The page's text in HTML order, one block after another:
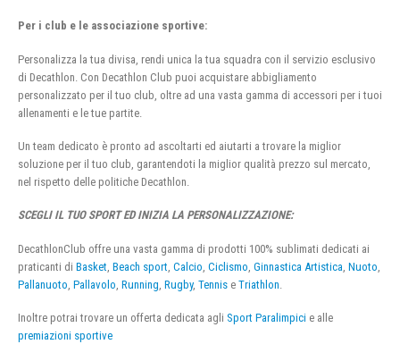
Per i club e le associazione sportive:
Personalizza la tua divisa, rendi unica la tua squadra con il servizio esclusivo
di Decathlon. Con Decathlon Club puoi acquistare abbigliamento
personalizzato per il tuo club, oltre ad una vasta gamma di accessori per i tuoi
allenamenti e le tue partite.
Un team dedicato è pronto ad ascoltarti ed aiutarti a trovare la miglior
soluzione per il tuo club, garantendoti la miglior qualità prezzo sul mercato,
nel rispetto delle politiche Decathlon.
SCEGLI IL TUO SPORT ED INIZIA LA PERSONALIZZAZIONE:
DecathlonClub offre una vasta gamma di prodotti 100% sublimati dedicati ai
praticanti di Basket Beach sport Calcio Ciclismo Ginnastica Artistica Nuoto
Pallanuoto Pallavolo Running Rugby, Tennis e Triathlon
Inoltre potrai trovare un offerta dedicata agli Sport Paralimpici e alle
premiazioni sportive